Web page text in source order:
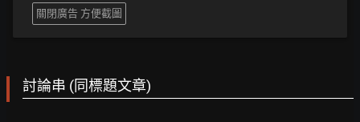
關閉廣告 方便截圖
討論串 (同標題文章)